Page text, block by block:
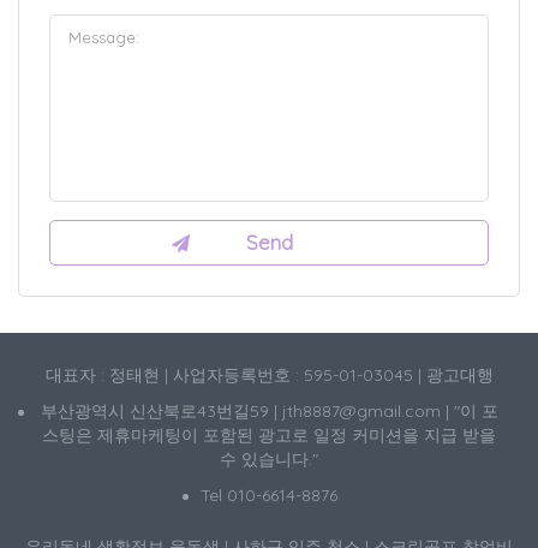
대표자 : 정태현 | 사업자등록번호 : 595-01-03045 | 광고대행
부산광역시 신산북로43번길59 | jth8887@gmail.com | "이 포
스팅은 제휴마케팅이 포함된 광고로 일정 커미션을 지급 받을
수 있습니다."
Tel 010-6614-8876